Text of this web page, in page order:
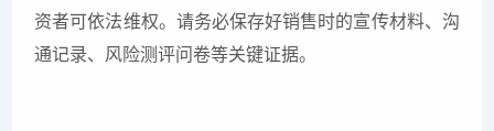
资者可依法维权。请务必保存好销售时的宣传材料、沟
通记录、风险测评问卷等关键证据。